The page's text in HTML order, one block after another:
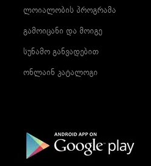
ლოიალობის პროგრამა
გამოიცანი და მოიგე
სუნამო განვადებით
ონლაინ კატალოგი